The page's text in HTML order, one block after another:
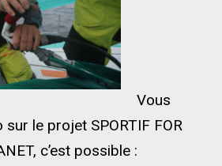
Vous
sur le projet SPORTIF FOR
c’est possible :